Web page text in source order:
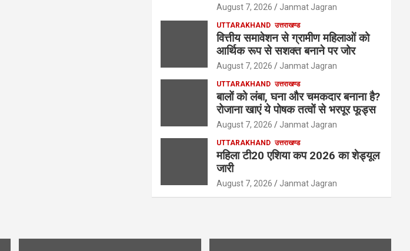
August 7, 2026 Janmat Jagran
UTTARAKHAND उत्तराखण्ड
वित्तीय समावेशन से ग्रामीण महिलाओं को
आर्थिक रूप से सशक्त बनाने पर जोर
August 7, 2026 Janmat Jagran
UTTARAKHAND उत्तराखण्ड
बालों को लंबा, घना और चमकदार बनाना है?
रोजाना खाएं ये पोषक तत्वों से भरपूर फूड्स
August 7, 2026 Janmat Jagran
UTTARAKHAND उत्तराखण्ड
महिला टी20 एशिया कप 2026 का शेड्यूल
जारी
August 7, 2026 Janmat Jagran